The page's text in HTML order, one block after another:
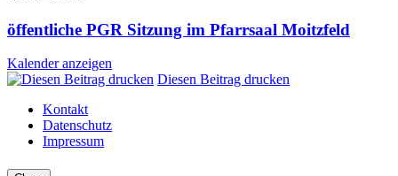
öffentliche PGR Sitzung im Pfarrsaal Moitzfeld
Kalender anzeigen
Diesen Beitrag drucken
Kontakt
Datenschutz
Impressum